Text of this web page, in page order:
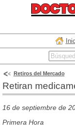
Retiros del Mercado
Retiran
16 de septiembre de
Primera Hora